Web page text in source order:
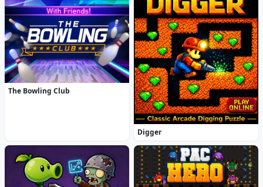
The Bowling Club
Digger